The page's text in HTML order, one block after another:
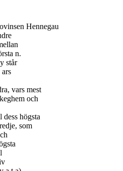
Hennegau
n.
står
vars mest
och
högsta
som